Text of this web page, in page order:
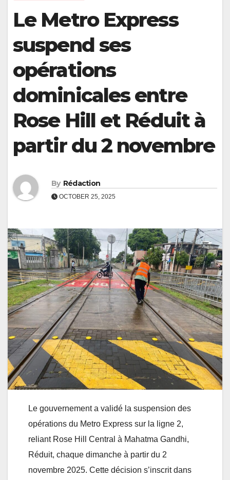
Le Metro Express
suspend ses
opérations
dominicales entre
Rose Hill et Réduit à
partir du 2 novembre
By Rédaction
OCTOBER 25, 2025
Le gouvernement a validé la suspension des
opérations du Metro Express sur la ligne 2,
reliant Rose Hill Central à Mahatma Gandhi,
Réduit, chaque dimanche à partir du 2
novembre 2025. Cette décision s’inscrit dans